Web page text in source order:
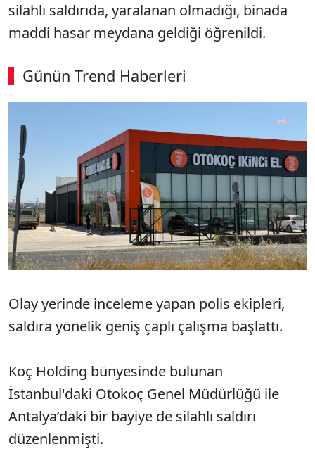
silahlı saldırıda, yaralanan olmadığı, binada
maddi hasar meydana geldiği öğrenildi.
Günün Trend Haberleri
Olay yerinde inceleme yapan polis ekipleri,
saldıra yönelik geniş çaplı çalışma başlattı.
Koç Holding bünyesinde bulunan
İstanbul'daki Otokoç Genel Müdürlüğü ile
Antalya’daki bir bayiye de silahlı saldırı
düzenlenmişti.